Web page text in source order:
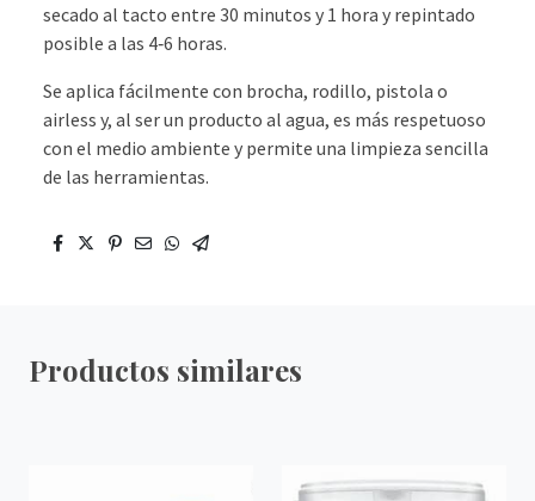
secado al tacto entre 30 minutos y 1 hora y repintado
posible a las 4‑6 horas.
Se aplica fácilmente con brocha, rodillo, pistola o
airless y, al ser un producto al agua, es más respetuoso
con el medio ambiente y permite una limpieza sencilla
de las herramientas.
Productos similares